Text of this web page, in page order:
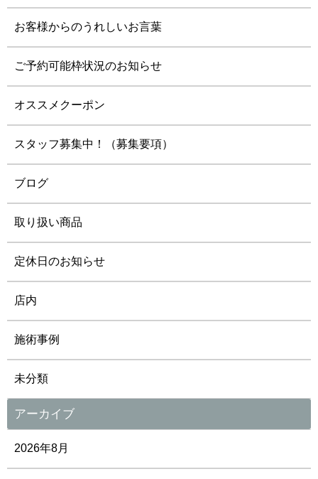
お客様からのうれしいお言葉
ご予約可能枠状況のお知らせ
オススメクーポン
スタッフ募集中！（募集要項）
ブログ
取り扱い商品
定休日のお知らせ
店内
施術事例
未分類
アーカイブ
2026年8月